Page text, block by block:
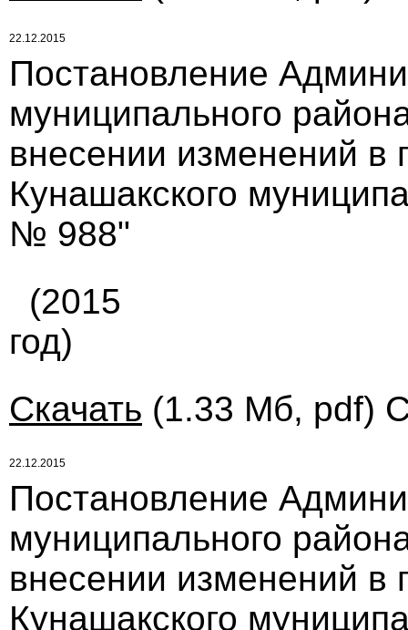
22.12.2015
Постановление
муниципального
внесении изменений в
Кунашакского
№ 988"
(2015
год)
Скачать (1.33 Мб, pdf)
22.12.2015
Постановление
муниципального
внесении изменений в
Кунашакского